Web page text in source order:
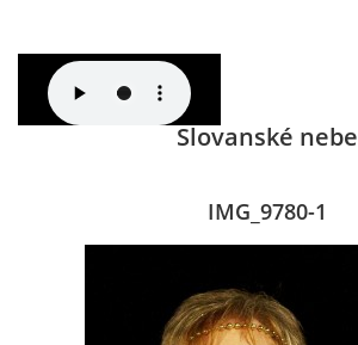
O NÁS
KDY, KDE A CO HRAJEME
Slovanské nebe
IMG_9780-1